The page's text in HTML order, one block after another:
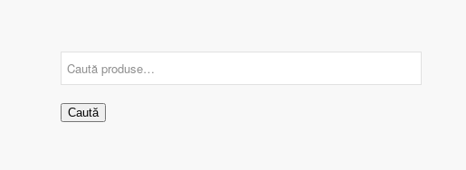
Caută